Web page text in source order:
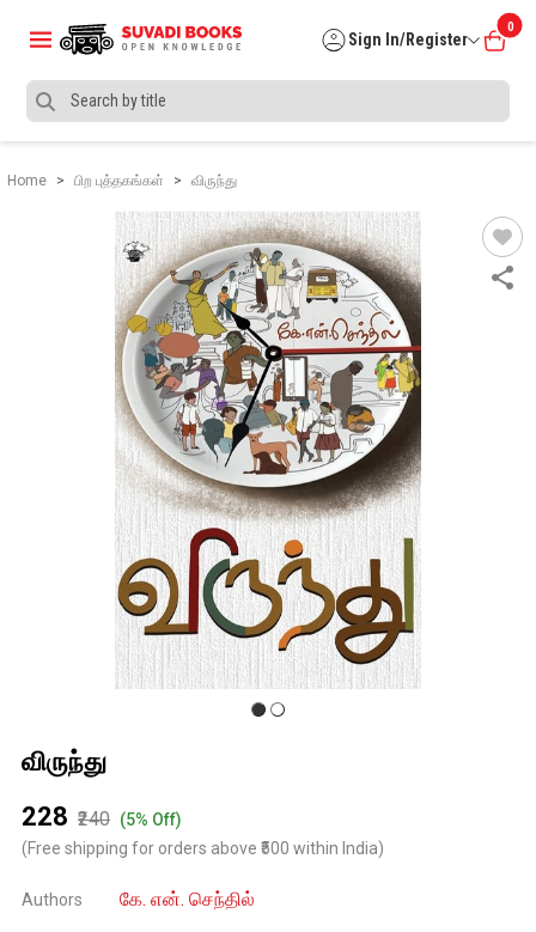
Sign In/Register
0
Home பிற புத்தகங்கள் விருந்து
விருந்து
₹228 ₹240 (5% Off)
(Free shipping for orders above ₹500 within India)
Authors கே. என். செந்தில்